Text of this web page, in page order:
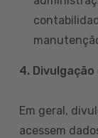
4. Divulgação
Em geral,
acessem